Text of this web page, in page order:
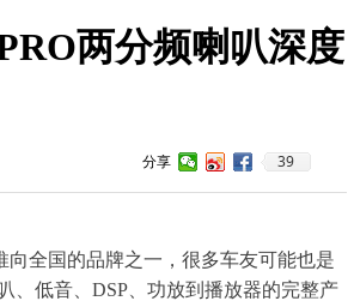
两分频喇叭深度
向全国的品牌之一，很多车友可能也是
、低音、DSP、功放到播放器的完整产
分享 39